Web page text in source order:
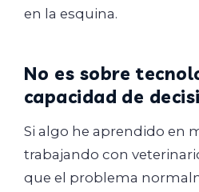
en la esquina.
No es sobre
capacidad de
Si algo he aprendido en
trabajando con
que el problema